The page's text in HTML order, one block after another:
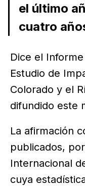
el último
cuatro
Dice el
Estudio de
Colorado y el
difundido este
La afirmación
publicados,
Internacional
cuya